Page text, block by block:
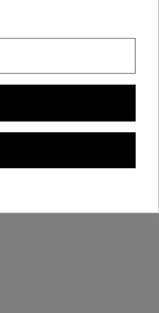
Madera -
29,90 €